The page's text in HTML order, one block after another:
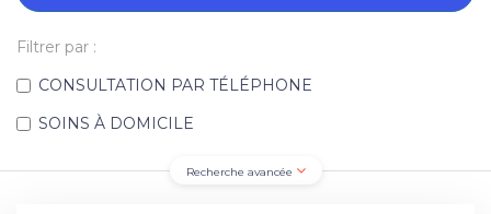
Filtrer par :
CONSULTATION PAR TÉLÉPHONE
SOINS À DOMICILE
Recherche avancée